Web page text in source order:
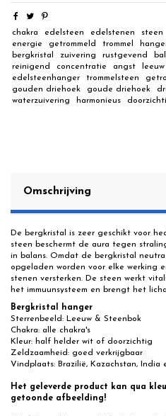
chakra edelsteen edelstenen steen
energie
getrommeld trommel
bergkristal
zuivering rustgevend
reinigend
concentratie angst leeuw
edelsteenhanger
trommelsteen
gouden driehoek
goude driehoek
waterzuivering
harmonieus
Omschrijving
De bergkristal is zeer geschikt voor
steen beschermt de aura tegen
in balans. Omdat de bergkristal
opgeladen worden voor elke werking
stenen versterken. De steen werkt
het immuunsysteem en brengt het
Bergkristal hanger
Sterrenbeeld: Leeuw & Steenbok
Chakra: alle chakra's
Kleur: half helder wit of doorzichtig
Zeldzaamheid: goed verkrijgbaar
Vindplaats: Brazilië, Kazachstan, India
Het geleverde product kan qua
getoonde afbeelding!